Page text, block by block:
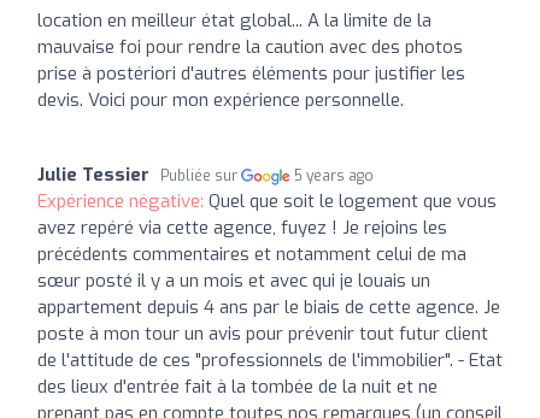
location en meilleur état global... A la limite de la
mauvaise foi pour rendre la caution avec des photos
prise à postériori d'autres éléments pour justifier les
devis. Voici pour mon expérience personnelle.
Julie Tessier Publiée sur 5 years ago
Expérience négative: Quel que soit le logement que vous
avez repéré via cette agence, fuyez ! Je rejoins les
précédents commentaires et notamment celui de ma
sœur posté il y a un mois et avec qui je louais un
appartement depuis 4 ans par le biais de cette agence. Je
poste à mon tour un avis pour prévenir tout futur client
de l'attitude de ces "professionnels de l'immobilier". - Etat
des lieux d'entrée fait à la tombée de la nuit et ne
prenant pas en compte toutes nos remarques (un conseil